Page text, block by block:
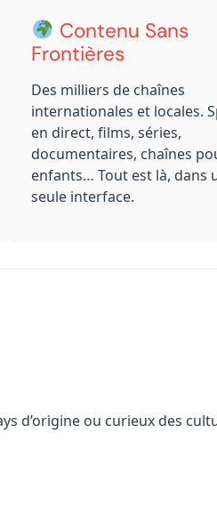
Contenu Sans
Frontières
Des milliers de chaînes
internationales et locales.
en direct, films, séries,
documentaires, chaînes
enfants… Tout est là, dans
seule interface.
d’origine ou curieux des